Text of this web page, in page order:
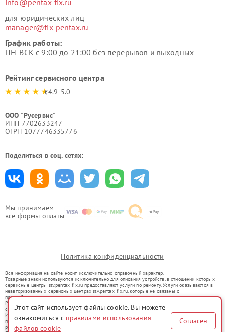
Мы принимаем
все формы оплаты
для юридических лиц
manager@fix-pentax.ru
График работы:
ПН-ВСК с 9:00 до 21:00 без перерывов и выходных
Рейтинг сервисного центра
4.9-5.0
ООО "Русервис"
ИНН 7702633247
ОГРН 1077746335776
Поделиться в соц. сетях:
Политика конфиденциальности
Вся информация на сайте носит исключительно справочный характер.
Товарные знаки используются исключительно для описания устройств, в отношении которых
сервисные центры stv.pentax-fix.ru предоставляют услуги по ремонту. Услуги оказываются в
неавторизованных сервисных центрах stv.pentax-fix.ru, которые не связаны с
правообладателями товарных знаков или их официальными представителями.
Ремонт осуществляется для устройств, уже введенных в гражданский оборот в соответствии
со статьей 1487 ГК РФ.
Использование товарных знаков не преследует цели индивидуализации услуг или введения
потребителей в заблуждение, а служит для информирования о предоставляемых услугах по
ремонту техники указанных брендов.
Этот сайт использует файлы cookie. Вы можете
ознакомиться с правилами использования
файлов cookie
Согласен